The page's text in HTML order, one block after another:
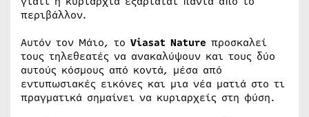
περιβάλλον.
Αυτόν τον Μάιο, το Viasat Nature προσκαλεί
τους τηλεθεατές να ανακαλύψουν και τους δύο
αυτούς κόσμους από κοντά, μέσα από
εντυπωσιακές εικόνες και μια νέα ματιά στο τι
πραγματικά σημαίνει να κυριαρχείς στη φύση.